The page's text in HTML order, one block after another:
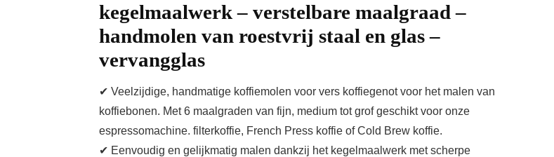
kegelmaalwerk – verstelbare maalgraad –
handmolen van roestvrij staal en glas –
vervangglas
✔ Veelzijdige, handmatige koffiemolen voor vers koffiegenot voor het malen van
koffiebonen. Met 6 maalgraden van fijn, medium tot grof geschikt voor onze
espressomachine. filterkoffie, French Press koffie of Cold Brew koffie.
✔ Eenvoudig en gelijkmatig malen dankzij het kegelmaalwerk met scherpe